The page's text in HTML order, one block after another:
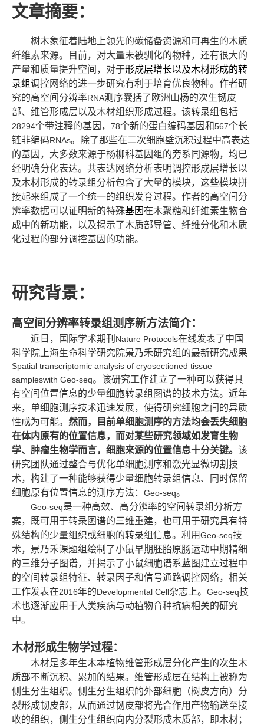
文章摘要：
树木象征着陆地上领先的碳储备资源和可再生的木质
纤维素来源。目前，对大量未被驯化的物种，还有很大的
产量和质量提升空间，对于形成层增长以及木材形成的转
录组调控网络的进一步研究有利于培育优良物种。作者研
究的高空间分辨率RNA测序囊括了欧洲山杨的次生韧皮
部、维管形成层以及木材组织形成过程。该转录组包括
28294个带注释的基因， 78个新的蛋白编码基因和567个长
链非编码RNAs。除了那些在二次细胞壁沉积过程中高表达
的基因，大多数来源于杨柳科基因组的旁系同源物，均已
经明确分化表达。共表达网络分析表明调控形成层增长以
及木材形成的转录组分析包含了大量的模块，这些模块拼
接起来组成了一个统一的组织发育过程。作者的高空间分
辨率数据可以证明新的特殊基因在木聚糖和纤维素生物合
成中的新功能，以及揭示了木质部导管、纤维分化和木质
化过程的部分调控基因的功能。
研究背景：
高空间分辨率转录组测序新方法简介：
近日，国际学术期刊 Nature Protocols在线发表了中国
科学院上海生命科学研究院景乃禾研究组的最新研究成果
Spatial transcriptomic analysis of cryosectioned tissue
sampleswith Geo-seq。该研究工作建立了一种可以获得具
有空间位置信息的少量细胞转录组图谱的技术方法。近年
来，单细胞测序技术迅速发展，使得研究细胞之间的异质
性成为可能。 然而，目前单细胞测序的方法均会丢失细胞
在体内原有的位置信息，而对某些研究领域如发育生物
学、肿瘤生物学而言，细胞来源的位置信息十分关键。 该
研究团队通过整合与优化单细胞测序和激光显微切割技
术，构建了一种能够获得少量细胞转录组信息、同时保留
细胞原有位置信息的测序方法： Geo-seq。
Geo-seq是一种高效、高分辨率的空间转录组分析方
案，既可用于转录图谱的三维重建，也可用于研究具有特
殊结构的少量组织或细胞的转录组信息。利用Geo-seq技
术，景乃禾课题组绘制了小鼠早期胚胎原肠运动中期精细
的三维分子图谱，并揭示了小鼠细胞谱系蓝图建立过程中
的空间转录组特征、转录因子和信号通路调控网络，相关
工作发表在2016年的Developmental Cell杂志上。 Geo-seq技
术也逐渐应用于人类疾病与动植物育种抗病相关的研究
中。
木材形成生物学过程：
木材是多年生木本植物维管形成层分化产生的次生木
质部不断沉积、累加的结果。维管形成层在结构上被称为
侧生分生组织。侧生分生组织的外部细胞（树皮方向）分
裂形成韧皮部，从而通过韧皮部将光合作用产物输送至接
收的组织，侧生分生组织向内分裂形成木质部，即木材；